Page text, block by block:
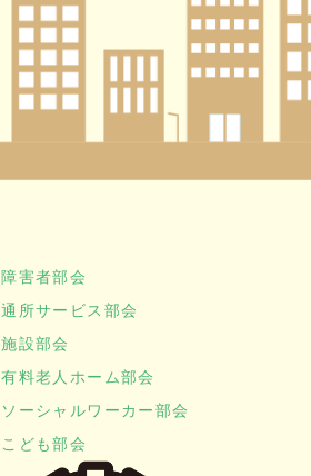
障害者部会
通所サービス部会
施設部会
有料老人ホーム部会
ソーシャルワーカー部会
こども部会